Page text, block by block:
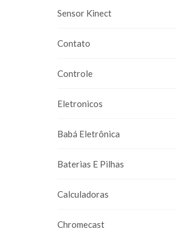
Sensor Kinect
Contato
Controle
Eletronicos
Babá Eletrônica
Baterias E Pilhas
Calculadoras
Chromecast